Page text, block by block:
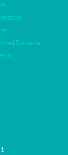
Szczecin